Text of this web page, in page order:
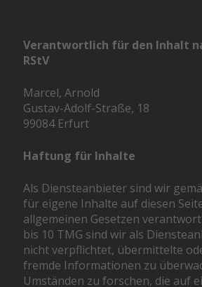
Verantwortlich für den Inhalt
RStV
Marcel, Arnold
Gustav-Adolf-Straße, 18
99084 Erfurt
Haftung für Inhalte
Als Diensteanbieter sind wir
für eigene Inhalte auf diesen
allgemeinen Gesetzen
bis 10 TMG sind wir als
nicht verpflichtet, übermittelte
fremde Informationen zu
Umständen zu forschen, die auf